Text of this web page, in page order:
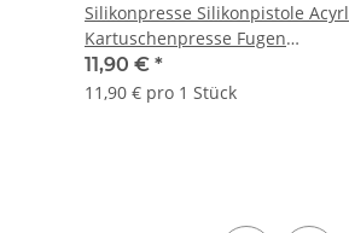
Silikonpresse Silikonpistole Acyrl
Kartuschenpresse Fugen
Kartuschen Pistole Alu
11,90 € *
11,90 € pro 1 Stück